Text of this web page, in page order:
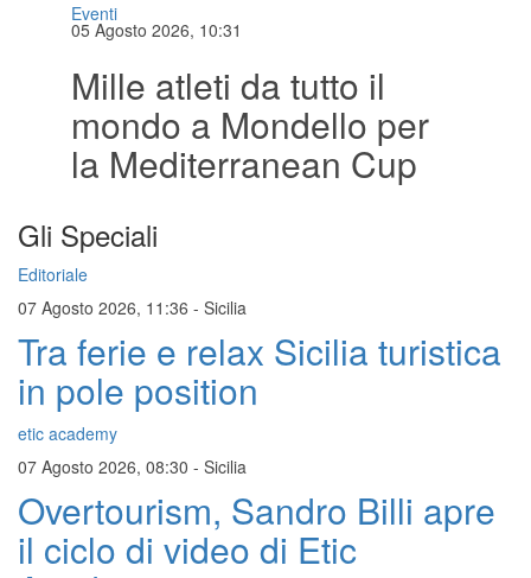
Eventi
05 Agosto 2026, 10:31
Mille atleti da tutto il
mondo a Mondello per
la Mediterranean Cup
Gli Speciali
Editoriale
07 Agosto 2026, 11:36 - Sicilia
Tra ferie e relax Sicilia turistica
in pole position
etic academy
07 Agosto 2026, 08:30 - Sicilia
Overtourism, Sandro Billi apre
il ciclo di video di Etic